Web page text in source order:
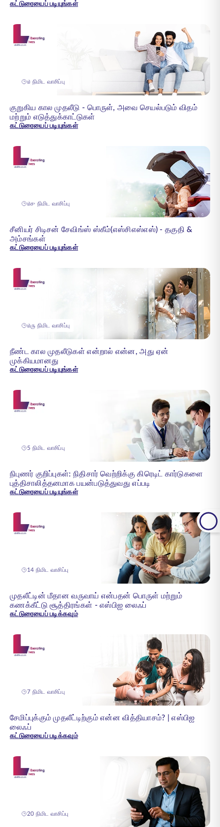
கட்டுரையைப் படியுங்கள்
௰ நிமிட வாசிப்பு
குறுகிய கால முதலீடு - பொருள், அவை செயல்படும் விதம்
மற்றும் எடுத்துக்காட்டுகள்
கட்டுரையைப் படியுங்கள்
௰௪ நிமிட வாசிப்பு
சீனியர் சிடிசன் சேவிங்ஸ் ஸ்கீம்(எஸ்சிஎஸ்எஸ்) - தகுதி &
அம்சங்கள்
கட்டுரையைப் படியுங்கள்
௰௫ நிமிட வாசிப்பு
நீண்ட கால முதலீடுகள் என்றால் என்ன, அது ஏன்
முக்கியமானது
கட்டுரையைப் படியுங்கள்
5 நிமிட வாசிப்பு
நிபுணர் குறிப்புகள்: நிதிசார் வெற்றிக்கு கிரெடிட் கார்டுகளை
புத்திசாலித்தனமாக பயன்படுத்துவது எப்படி
கட்டுரையைப் படியுங்கள்
14 நிமிட வாசிப்பு
முதலீட்டின் மீதான வருவாய் என்பதன் பொருள் மற்றும்
கணக்கீட்டு சூத்திரங்கள் - எஸ்பிஐ லைஃப்
கட்டுரையைப் படிக்கவும்
7 நிமிட வாசிப்பு
சேமிப்புக்கும் முதலீட்டிற்கும் என்ன வித்தியாசம்? | எஸ்பிஐ
லைஃப்
கட்டுரையைப் படிக்கவும்
20 நிமிட வாசிப்பு